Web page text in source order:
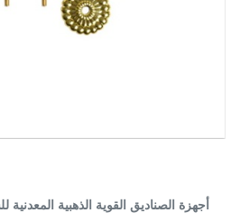
أجهزة الصناديق القوية الذهبية